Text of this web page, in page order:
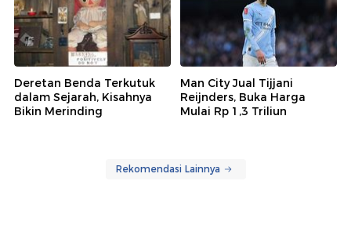
Deretan Benda Terkutuk
dalam Sejarah, Kisahnya
Bikin Merinding
Man City Jual Tijjani
Reijnders, Buka Harga
Mulai Rp 1,3 Triliun
Rekomendasi Lainnya